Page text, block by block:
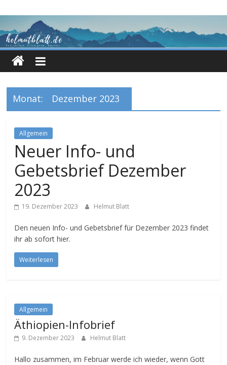
Inhalt
springen
Monat: Dezember 2023
Allgemein
Neuer Info- und
Gebetsbrief Dezember
2023
19. Dezember 2023 Helmut Blatt
Den neuen Info- und Gebetsbrief für Dezember 2023 findet
ihr ab sofort hier.
Weiterlesen
Allgemein
Äthiopien-Infobrief
9. Dezember 2023 Helmut Blatt
Hallo zusammen, im Februar werde ich wieder, wenn Gott